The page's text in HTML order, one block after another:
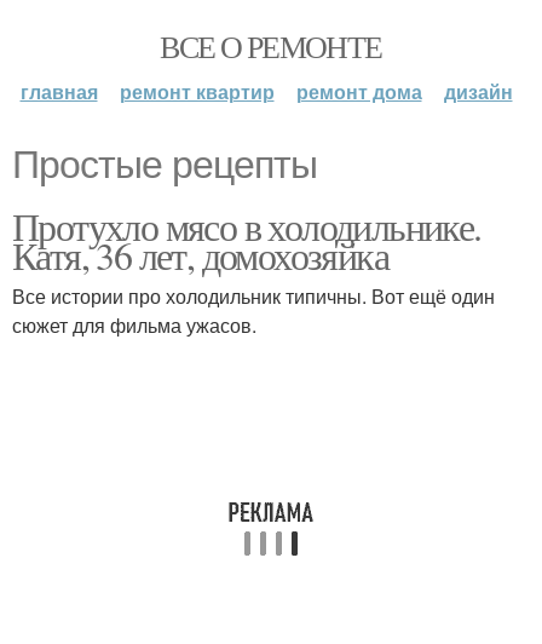
ВСЕ О РЕМОНТЕ
главная ремонт квартир ремонт дома дизайн
Простые рецепты
Протухло мясо в холодильнике.
Катя, 36 лет, домохозяйка
Все истории про холодильник типичны. Вот ещё один
сюжет для фильма ужасов.